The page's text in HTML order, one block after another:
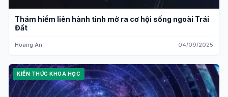
Thám hiểm liên hành tinh mở ra cơ hội sống ngoài Trái
Đất
Hoàng An 04/09/2025
KIẾN THỨC KHOA HỌC